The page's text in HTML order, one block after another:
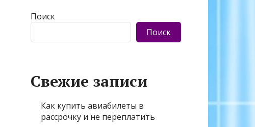
Поиск
Поиск
Свежие записи
Как купить авиабилеты в
рассрочку и не переплатить